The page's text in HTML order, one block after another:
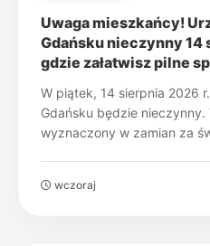
Uwaga mieszkańcy!
Gdańsku nieczynny 14
gdzie załatwisz pilne
W piątek, 14 sierpnia 2026
Gdańsku będzie nieczynny.
wyznaczony w zamian za
wczoraj